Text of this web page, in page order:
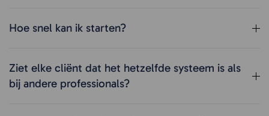
Hoe snel kan ik starten?
Ziet elke cliënt dat het hetzelfde systeem is als
bij andere professionals?